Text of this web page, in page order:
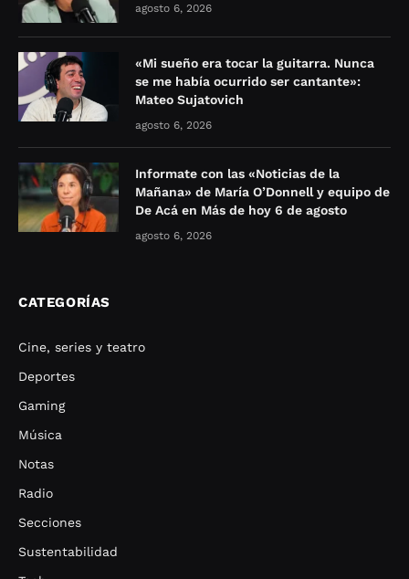
agosto 6, 2026
«Mi sueño era tocar la guitarra. Nunca
se me había ocurrido ser cantante»:
Mateo Sujatovich
agosto 6, 2026
Informate con las «Noticias de la
Mañana» de María O’Donnell y equipo de
De Acá en Más de hoy 6 de agosto
agosto 6, 2026
CATEGORÍAS
Cine, series y teatro
Deportes
Gaming
Música
Notas
Radio
Secciones
Sustentabilidad